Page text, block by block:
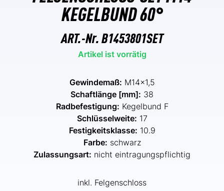
KEGELBUND 60°
ART.-Nr.B1453801SET
Artikel ist vorrätig
Gewindemaß: M14x1,5
Schaftlänge [mm]: 38
Radbefestigung: Kegelbund F
Schlüsselweite: 17
Festigkeitsklasse: 10.9
Farbe: schwarz
Zulassungsart: nicht eintragungspflichtig
inkl. Felgenschloss